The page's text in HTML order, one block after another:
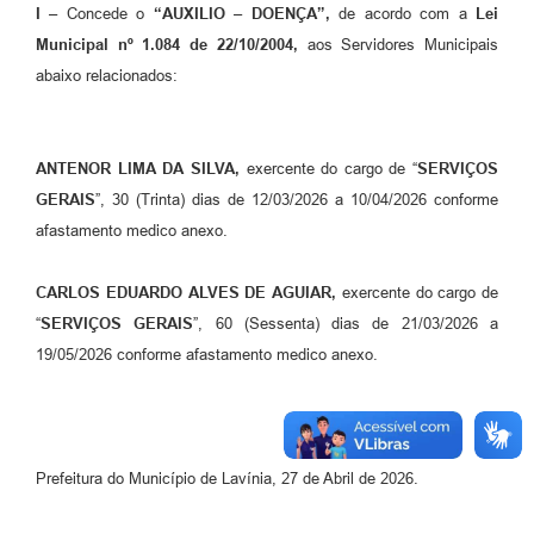
Previdência
Cultura
Planejamento
Meio Ambiente
Turismo
I– Concede o “AUXILIO – DOENÇA”,de acordo com aLei
Municipal nº 1.084 de 22/10/2004, aos Servidores Municipais
abaixo relacionados:
ANTENOR LIMA DA SILVA, exercente do cargo de “SERVIÇOS
GERAIS”, 30 (Trinta) dias de 12/03/2026 a 10/04/2026 conforme
afastamento medico anexo.
CARLOS EDUARDO ALVES DE AGUIAR, exercente do cargo de
“SERVIÇOS GERAIS”, 60 (Sessenta) dias de 21/03/2026 a
19/05/2026 conforme afastamento medico anexo.
Prefeitura do Município de Lavínia, 27 de Abril de 2026.